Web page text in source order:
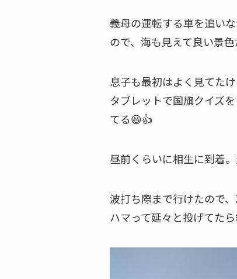
義母の運転する車を追い
ので、海も見えて良い景色
息子も最初はよく見てた
タブレットで国旗クイズ
てる😆👍
昼前くらいに相生に到着
波打ち際まで行けたので
ハマって延々と投げてた